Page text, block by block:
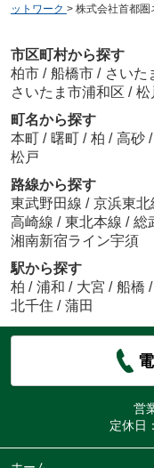
ットワーク > 株式会社首都圏
市区町村から探す
柏市 / 船橋市 / さいた
さいたま市浦和区 / 松
町名から探す
本町 / 曙町 / 柏 / 高砂 /
松戸
路線から探す
東武野田線 / 京浜東北
高崎線 / 東北本線 / 総
湘南新宿ライン宇須
駅から探す
柏 / 浦和 / 大宮 / 船橋 /
北千住 / 蒲田
営
定休日：